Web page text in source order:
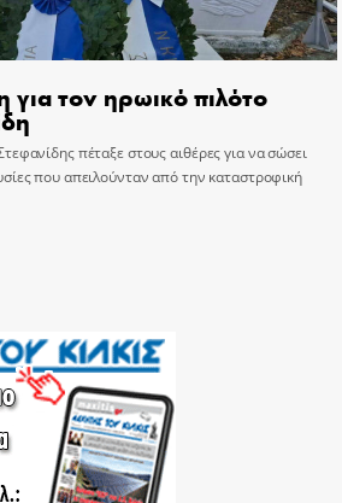
για τον ηρωικό πιλότο
πέταξε στους αιθέρες για να σώσει
που απειλούνταν από την καταστροφική